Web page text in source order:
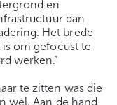
en
dan
Het brede
om gefocust te
werken.”
te zitten was die
wel. Aan de hand